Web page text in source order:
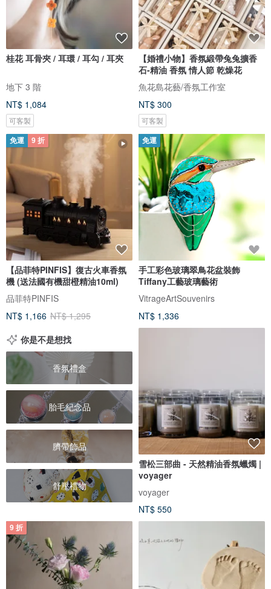
桂花 耳骨夾 / 耳環 / 耳勾 / 耳夾
地下 3 階
NT$ 1,084
可客製
【婚禮小物】香氛緞帶兔兔擴香
石-精油 香氛 情人節 乾燥花
魚花島花藝/香氛工作室
NT$ 300
可客製
免運 9 折
【品菲特PINFIS】復古火車香氛
機 (送法國有機甜橙精油10ml)
品菲特PINFIS
NT$ 1,166 NT$ 1,295
免運
手工彩色玻璃翠鳥花盆裝飾
Tiffany工藝玻璃藝術
VitrageArtSouvenirs
NT$ 1,336
你是不是想找
香氛禮盒
胎毛紀念品
臍帶飾品
舒壓禮物
雪松三部曲 - 天然精油香氛蠟燭 |
voyager
voyager
NT$ 550
9 折